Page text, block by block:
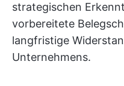
strategischen
vorbereitete
langfristige
Unternehmens.